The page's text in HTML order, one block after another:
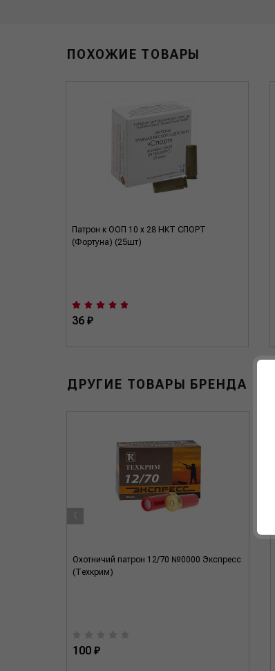
ПОХОЖИЕ ТОВАРЫ
Патрон к ООП 10 x 28 НКТ СПОРТ
(Фортуна) (25шт)
36 ₽
ДРУГИЕ ТОВАРЫ БРЕНДА
Охотничий патрон 12/70 №0000 Экспресс
(Техкрим)
100 ₽
‹